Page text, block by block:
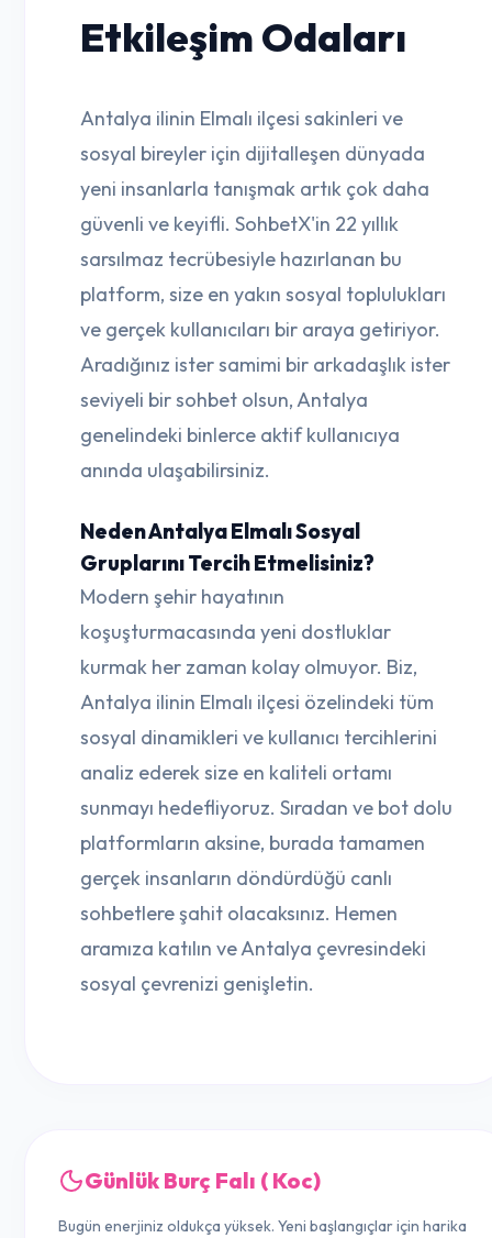
Etkileşim Odaları
Antalya ilinin Elmalı ilçesi sakinleri ve
sosyal bireyler için dijitalleşen dünyada
yeni insanlarla tanışmak artık çok daha
güvenli ve keyifli. SohbetX'in 22 yıllık
sarsılmaz tecrübesiyle hazırlanan bu
platform, size en yakın sosyal toplulukları
ve gerçek kullanıcıları bir araya getiriyor.
Aradığınız ister samimi bir arkadaşlık ister
seviyeli bir sohbet olsun, Antalya
genelindeki binlerce aktif kullanıcıya
anında ulaşabilirsiniz.
Neden Antalya Elmalı Sosyal
Gruplarını Tercih Etmelisiniz?
Modern şehir hayatının
koşuşturmacasında yeni dostluklar
kurmak her zaman kolay olmuyor. Biz,
Antalya ilinin Elmalı ilçesi özelindeki tüm
sosyal dinamikleri ve kullanıcı tercihlerini
analiz ederek size en kaliteli ortamı
sunmayı hedefliyoruz. Sıradan ve bot dolu
platformların aksine, burada tamamen
gerçek insanların döndürdüğü canlı
sohbetlere şahit olacaksınız. Hemen
aramıza katılın ve Antalya çevresindeki
sosyal çevrenizi genişletin.
Günlük Burç Falı ( Koc)
Bugün enerjiniz oldukça yüksek. Yeni başlangıçlar için harika